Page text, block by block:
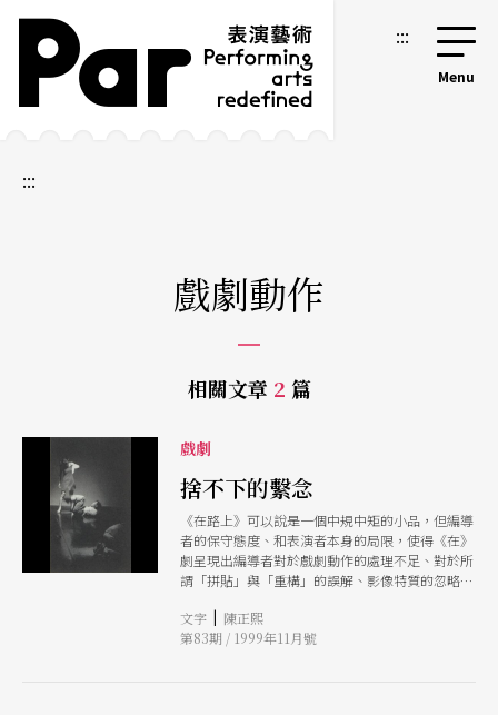
跳到主要內容區塊
網站導覽 :::
:::
戲劇動作
相關文章 2 篇
戲劇
捨不下的繫念
《在路上》可以說是一個中規中矩的小品，但編導
者的保守態度、和表演者本身的局限，使得《在》
劇呈現出編導者對於戲劇動作的處理不足、對於所
謂「拼貼」與「重構」的誤解、影像特質的忽略和
文字 | 陳正熙
第83期 / 1999年11月號